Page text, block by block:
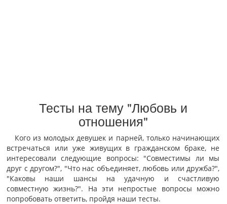
Тесты на тему "Любовь и
отношения"
Кого из молодых девушек и парней, только начинающих
встречаться или уже живущих в гражданском браке, не
интересовали следующие вопросы: "Совместимы ли мы
друг с другом?", "Что нас объединяет, любовь или дружба?",
"Каковы наши шансы на удачную и счастливую
совместную жизнь?". На эти непростые вопросы можно
попробовать ответить, пройдя наши тесты.